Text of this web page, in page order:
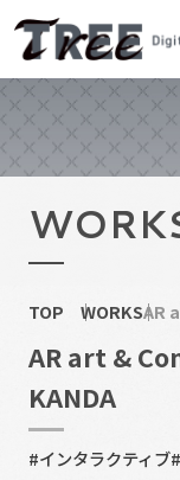
TOP WORKSAR
AR art &
KANDA
#インタラクティブ